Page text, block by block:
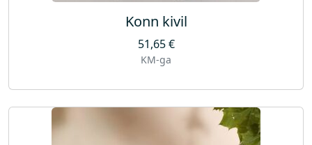
Konn kivil
51,65€
KM-ga